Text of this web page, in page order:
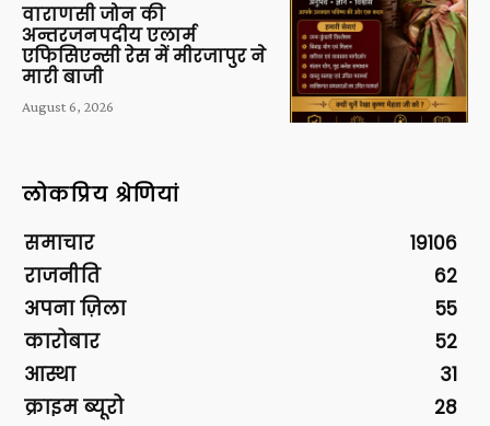
वाराणसी जोन की
अन्तरजनपदीय एलार्म
एफिसिएन्सी रेस में मीरजापुर ने
मारी बाजी
August 6, 2026
लोकप्रिय श्रेणियां
समाचार
19106
राजनीति
62
अपना ज़िला
55
कारोबार
52
आस्था
31
क्राइम ब्यूरो
28